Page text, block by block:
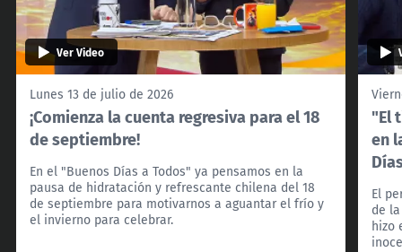
Ver Video
Lunes 13 de julio de 2026
¡Comienza la cuenta regresiva para el 18
de septiembre!
En el "Buenos Días a Todos" ya pensamos en la
pausa de hidratación y refrescante chilena del 18
de septiembre para motivarnos a aguantar el frío y
el invierno para celebrar.
"El
en
El
de
hizo